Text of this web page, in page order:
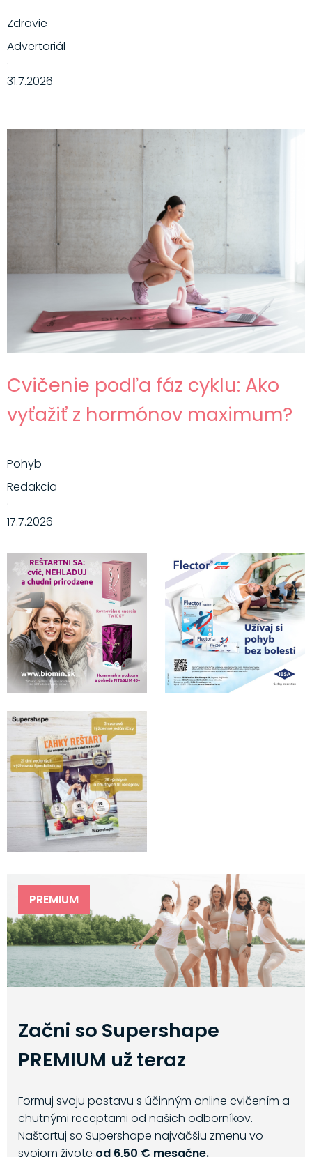
Zdravie
Advertoriál
·
31.7.2026
Cvičenie podľa fáz cyklu: Ako
vyťažiť z hormónov maximum?
Pohyb
Redakcia
·
17.7.2026
PREMIUM
Začni so Supershape
PREMIUM už teraz
Formuj svoju postavu s účinným online cvičením a
chutnými receptami od našich odborníkov.
Naštartuj so Supershape najväčšiu zmenu vo
svojom živote od 6,50 € mesačne.